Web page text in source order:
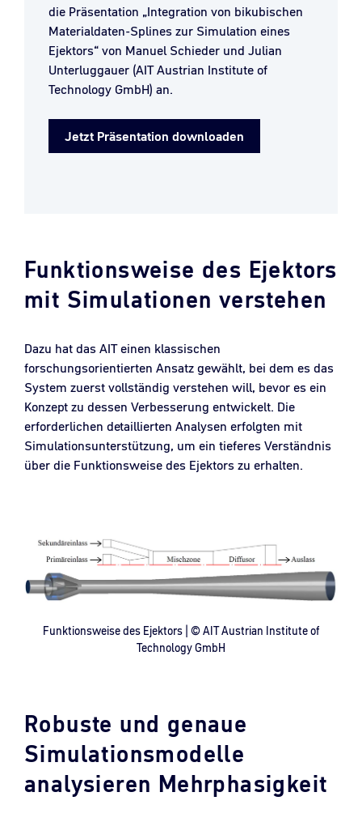
die Präsentation „Integration von bikubischen
Materialdaten-Splines zur Simulation eines
Ejektors“ von Manuel Schieder und Julian
Unterluggauer (AIT Austrian Institute of
Technology GmbH) an.
Jetzt Präsentation downloaden
Funktionsweise des Ejektors
mit Simulationen verstehen
Dazu hat das AIT einen klassischen
forschungsorientierten Ansatz gewählt, bei dem es das
System zuerst vollständig verstehen will, bevor es ein
Konzept zu dessen Verbesserung entwickelt. Die
erforderlichen detaillierten Analysen erfolgten mit
Simulationsunterstützung, um ein tieferes Verständnis
über die Funktionsweise des Ejektors zu erhalten.
Funktionsweise des Ejektors | © AIT Austrian Institute of
Technology GmbH
Robuste und genaue
Simulationsmodelle
analysieren Mehrphasigkeit